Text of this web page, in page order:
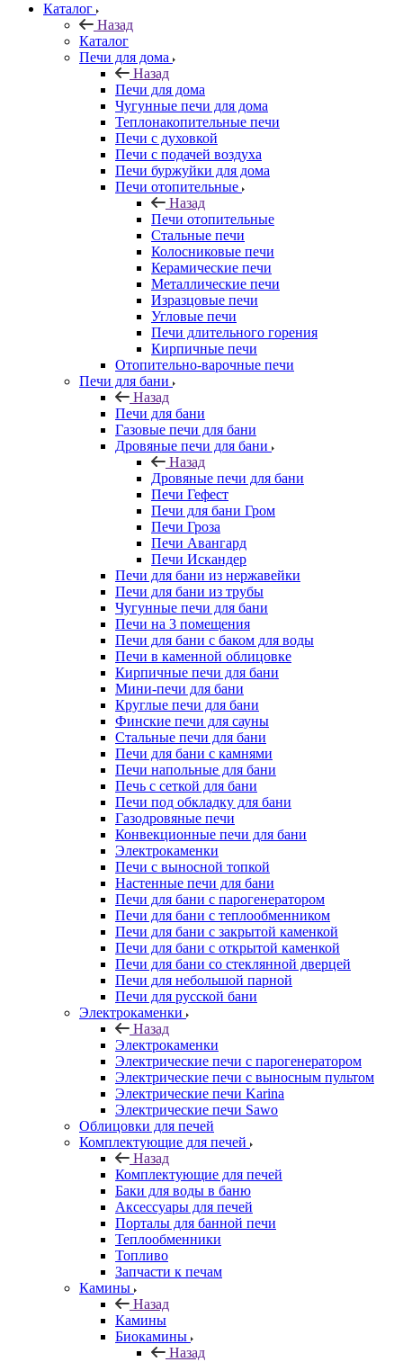
Каталог
Назад
Каталог
Печи для дома
Назад
Печи для дома
Чугунные печи для дома
Теплонакопительные печи
Печи с духовкой
Печи с подачей воздуха
Печи буржуйки для дома
Печи отопительные
Назад
Печи отопительные
Стальные печи
Колосниковые печи
Керамические печи
Металлические печи
Изразцовые печи
Угловые печи
Печи длительного горения
Кирпичные печи
Отопительно-варочные печи
Печи для бани
Назад
Печи для бани
Газовые печи для бани
Дровяные печи для бани
Назад
Дровяные печи для бани
Печи Гефест
Печи для бани Гром
Печи Гроза
Печи Авангард
Печи Искандер
Печи для бани из нержавейки
Печи для бани из трубы
Чугунные печи для бани
Печи на 3 помещения
Печи для бани с баком для воды
Печи в каменной облицовке
Кирпичные печи для бани
Мини-печи для бани
Круглые печи для бани
Финские печи для сауны
Стальные печи для бани
Печи для бани с камнями
Печи напольные для бани
Печь с сеткой для бани
Печи под обкладку для бани
Газодровяные печи
Конвекционные печи для бани
Электрокаменки
Печи с выносной топкой
Настенные печи для бани
Печи для бани с парогенератором
Печи для бани с теплообменником
Печи для бани с закрытой каменкой
Печи для бани с открытой каменкой
Печи для бани со стеклянной дверцей
Печи для небольшой парной
Печи для русской бани
Электрокаменки
Назад
Электрокаменки
Электрические печи с парогенератором
Электрические печи с выносным пультом
Электрические печи Karina
Электрические печи Sawo
Облицовки для печей
Комплектующие для печей
Назад
Комплектующие для печей
Баки для воды в баню
Аксессуары для печей
Порталы для банной печи
Теплообменники
Топливо
Запчасти к печам
Камины
Назад
Камины
Биокамины
Назад